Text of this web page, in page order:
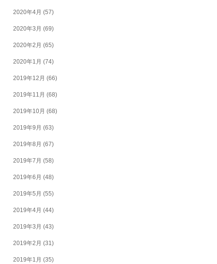
2020年4月 (57)
2020年3月 (69)
2020年2月 (65)
2020年1月 (74)
2019年12月 (66)
2019年11月 (68)
2019年10月 (68)
2019年9月 (63)
2019年8月 (67)
2019年7月 (58)
2019年6月 (48)
2019年5月 (55)
2019年4月 (44)
2019年3月 (43)
2019年2月 (31)
2019年1月 (35)